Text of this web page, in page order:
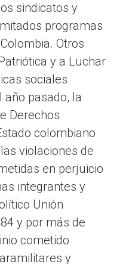
sindicatos y
programas
Otros
y a Luchar
sociales
año pasado, la
Derechos
colombiano
violaciones de
en perjuicio
integrantes y
Unión
y por más de
cometido
y